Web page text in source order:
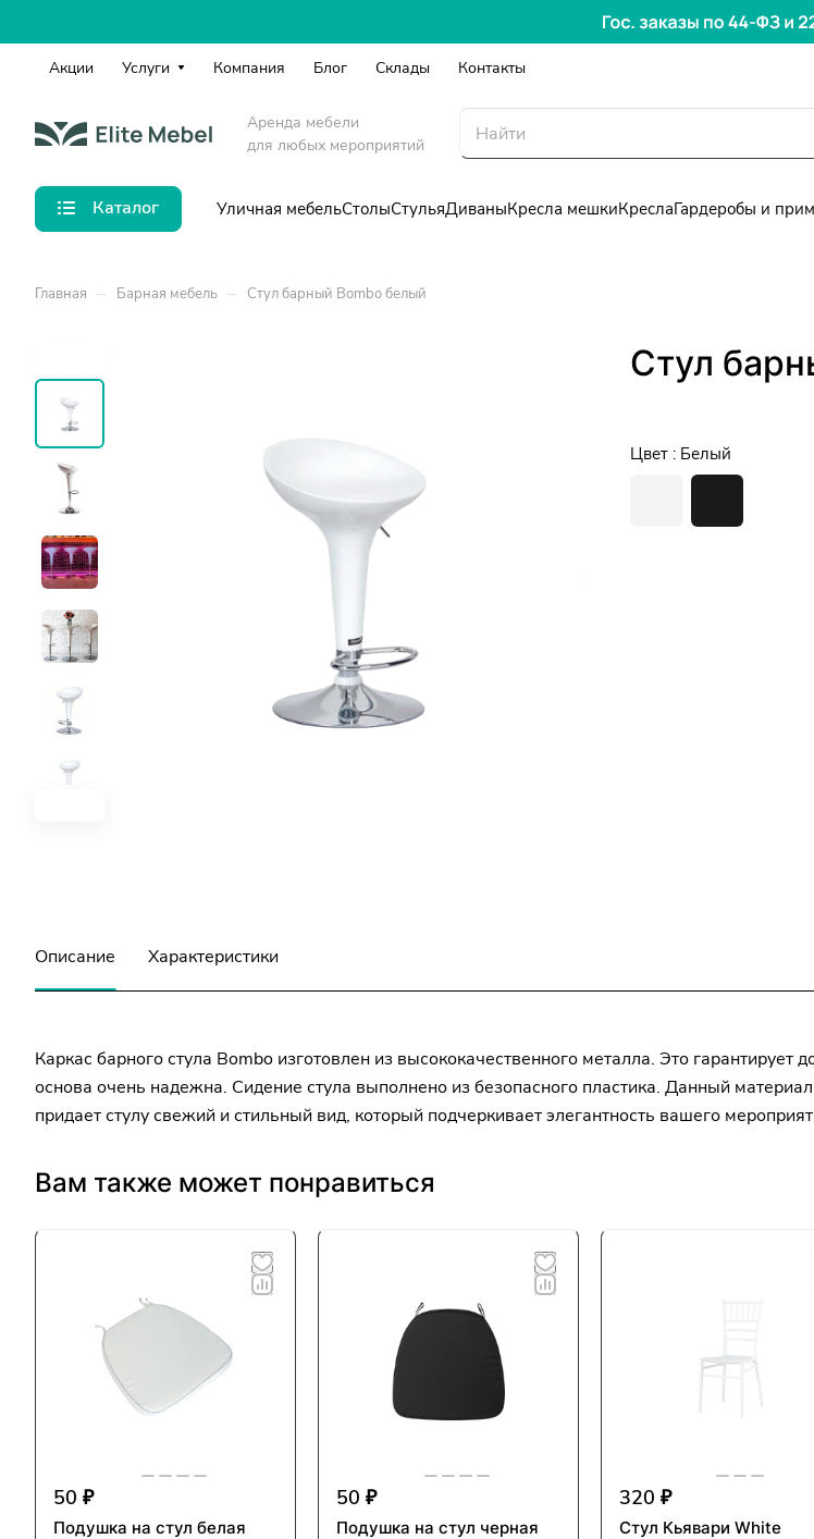
Акции Услуги Компания Блог Склады Контакты
Аренда мебели
для любых мероприятий
Каталог Уличная мебельСтолыСтульяДиваныКресла мешкиКреслаГардеробы и
Главная – Барная мебель – Стул барный Bombo белый
Стул
Цвет : Белый
Описание Характеристики
Каркас барного стула Bombo изготовлен из высококачественного металла. Это гарантирует
основа очень надежна. Сидение стула выполнено из безопасного пластика. Данный
придает стулу свежий и стильный вид, который подчеркивает элегантность вашего
Вам также может понравиться
50 ₽
Подушка на стул белая
50 ₽
Подушка на стул черная
320 ₽
Стул Кьявари White